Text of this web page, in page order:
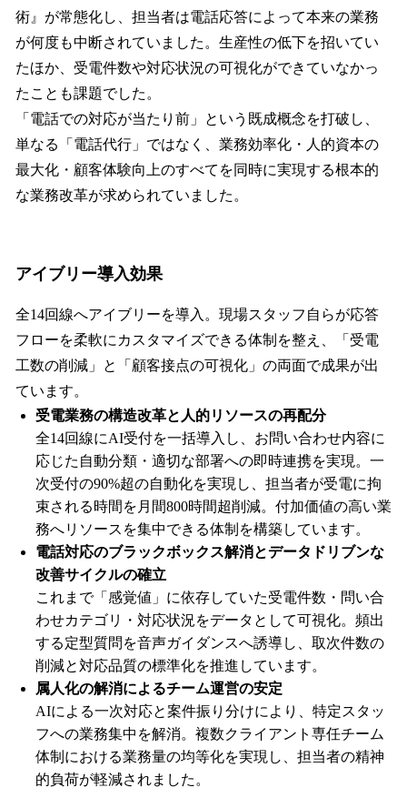
術』が常態化し、担当者は電話応答によって本来の業務
が何度も中断されていました。生産性の低下を招いてい
たほか、受電件数や対応状況の可視化ができていなかっ
たことも課題でした。
「電話での対応が当たり前」という既成概念を打破し、
単なる「電話代行」ではなく、業務効率化・人的資本の
最大化・顧客体験向上のすべてを同時に実現する根本的
な業務改革が求められていました。
アイブリー導入効果
全14回線へアイブリーを導入。現場スタッフ自らが応答
フローを柔軟にカスタマイズできる体制を整え、「受電
工数の削減」と「顧客接点の可視化」の両面で成果が出
ています。
受電業務の構造改革と人的リソースの再配分
全14回線にAI受付を一括導入し、お問い合わせ内容に
応じた自動分類・適切な部署への即時連携を実現。一
次受付の90%超の自動化を実現し、担当者が受電に拘
束される時間を月間800時間超削減。付加価値の高い業
務へリソースを集中できる体制を構築しています。
電話対応のブラックボックス解消とデータドリブンな
改善サイクルの確立
これまで「感覚値」に依存していた受電件数・問い合
わせカテゴリ・対応状況をデータとして可視化。頻出
する定型質問を音声ガイダンスへ誘導し、取次件数の
削減と対応品質の標準化を推進しています。
属人化の解消によるチーム運営の安定
AIによる一次対応と案件振り分けにより、特定スタッ
フへの業務集中を解消。複数クライアント専任チーム
体制における業務量の均等化を実現し、担当者の精神
的負荷が軽減されました。